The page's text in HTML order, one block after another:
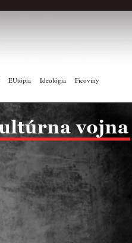
EUtópia Ideológia Ficoviny